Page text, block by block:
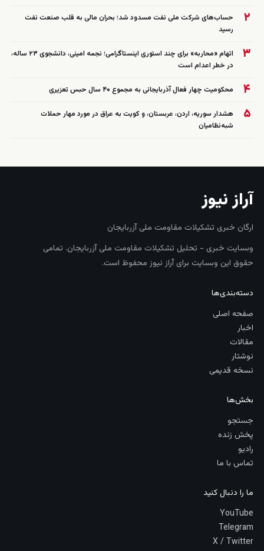
۲
حساب‌های شرکت ملی نفت مسدود شد؛ بحران مالی به قلب صنعت نفت
رسید
۳
اتهام «محاربه» برای چند استوری اینستاگرامی؛ نجمه امینی، دانشجوی ۲۳ ساله،
در خطر اعدام است
۴ محکومیت چهار فعال آذربایجانی به مجموع ۴۰ سال حبس تعزیری
۵
هشدار سوریه، اردن، عربستان، و کویت به عراق در مورد مهار حملات
شبه‌نظامیان
آراز نیوز
ارگان خبری تشکیلات مقاومت ملی آزربایجان
وبسایت خبری - تحلیل تشکیلات مقاومت ملی آزربایجان. تمامی
حقوق این وبسایت برای آراز نیوز محفوظ است.
دسته‌بندی‌ها
صفحه اصلی
اخبار
مقالات
نوشتار
نسخه قدیمی
بخش‌ها
جستجو
پخش زنده
رادیو
تماس با ما
ما را دنبال کنید
YouTube
Telegram
X / Twitter